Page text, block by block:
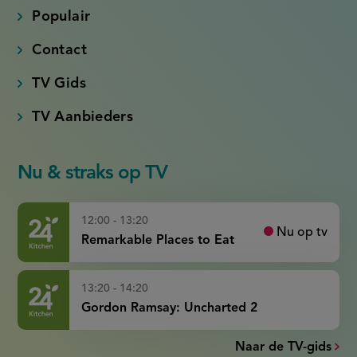
Populair
Contact
TV Gids
TV Aanbieders
Nu & straks op TV
12:00 - 13:20
Remarkable Places to Eat
Nu op tv
13:20 - 14:20
Gordon Ramsay: Uncharted 2
Naar de TV-gids